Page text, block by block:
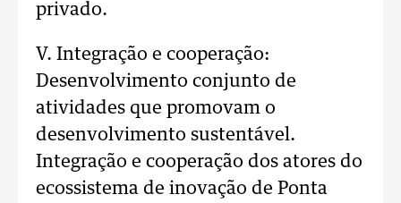
privado.
V. Integração e cooperação:
Desenvolvimento conjunto de
atividades que promovam o
desenvolvimento sustentável.
Integração e cooperação dos atores do
ecossistema de inovação de Ponta